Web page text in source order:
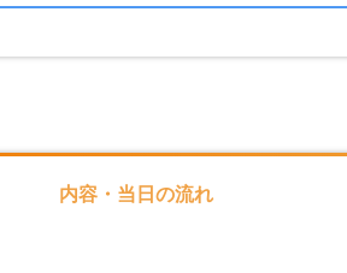
内容・当日の流れ